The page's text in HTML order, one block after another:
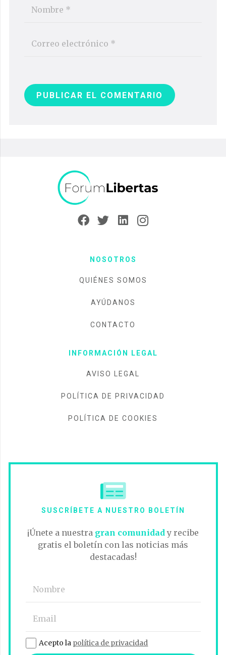
PUBLICAR EL COMENTARIO
NOSOTROS
QUIÉNES SOMOS
AYÚDANOS
CONTACTO
INFORMACIÓN LEGAL
AVISO LEGAL
POLÍTICA DE PRIVACIDAD
POLÍTICA DE COOKIES
SUSCRÍBETE A NUESTRO BOLETÍN
¡Únete a nuestra gran comunidad y recibe
gratis el boletín con las noticias más
destacadas!
Acepto la política de privacidad